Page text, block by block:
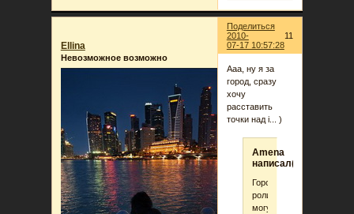
Поделиться
11
2010-
07-17 10:57:28
Ellina
Невозможное возможно
Ааа, ну я за
город, сразу
хочу
расставить
точки над i... )
Amena
написал(а):
Городские
роли
могут